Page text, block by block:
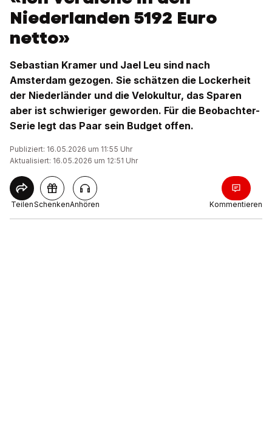
Niederlanden 5192 Euro
netto»
Sebastian Kramer und Jael Leu sind nach
Amsterdam gezogen. Sie schätzen die Lockerheit
der Niederländer und die Velokultur, das Sparen
aber ist schwieriger geworden. Für die Beobachter-
Serie legt das Paar sein Budget offen.
Publiziert: 16.05.2026 um 11:55 Uhr
Aktualisiert: 16.05.2026 um 12:51 Uhr
TeilenSchenkenAnhören Kommentieren